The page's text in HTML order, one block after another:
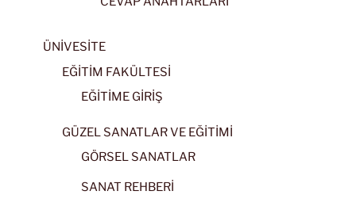
ÜNİVESİTE
EĞİTİM FAKÜLTESİ
EĞİTİME GİRİŞ
GÜZEL SANATLAR VE EĞİTİMİ
GÖRSEL SANATLAR
SANAT REHBERİ